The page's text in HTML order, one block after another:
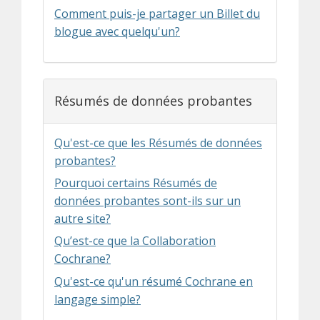
Comment puis-je partager un Billet du
blogue avec quelqu'un?
Résumés de données probantes
Qu'est-ce que les Résumés de données
probantes?
Pourquoi certains Résumés de
données probantes sont-ils sur un
autre site?
Qu’est-ce que la Collaboration
Cochrane?
Qu'est-ce qu'un résumé Cochrane en
langage simple?